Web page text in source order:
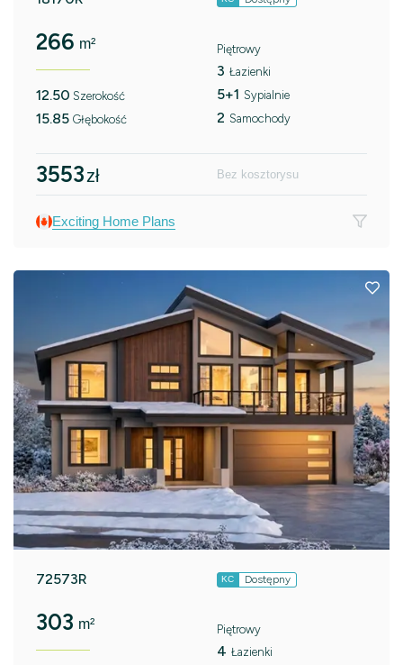
266 m²
12.50 Szerokość
15.85 Głębokość
Piętrowy
3 Łazienki
5+1 Sypialnie
2 Samochody
3553zł Bez kosztorysu
Exciting Home Plans
72573R KC Dostępny
303 m² Piętrowy
4 Łazienki